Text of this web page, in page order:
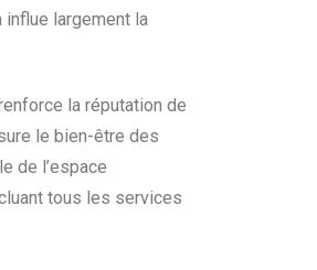
largement la
la réputation de
le bien-être des
de l’espace
tous les services